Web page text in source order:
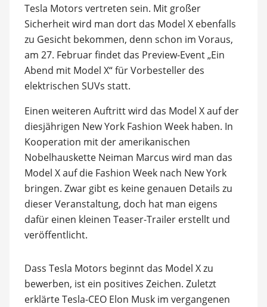
Tesla Motors vertreten sein. Mit großer
Sicherheit wird man dort das Model X ebenfalls
zu Gesicht bekommen, denn schon im Voraus,
am 27. Februar findet das Preview-Event „Ein
Abend mit Model X“ für Vorbesteller des
elektrischen SUVs statt.
Einen weiteren Auftritt wird das Model X auf der
diesjährigen New York Fashion Week haben. In
Kooperation mit der amerikanischen
Nobelhauskette Neiman Marcus wird man das
Model X auf die Fashion Week nach New York
bringen. Zwar gibt es keine genauen Details zu
dieser Veranstaltung, doch hat man eigens
dafür einen kleinen Teaser-Trailer erstellt und
veröffentlicht.
Dass Tesla Motors beginnt das Model X zu
bewerben, ist ein positives Zeichen. Zuletzt
erklärte Tesla-CEO Elon Musk im vergangenen